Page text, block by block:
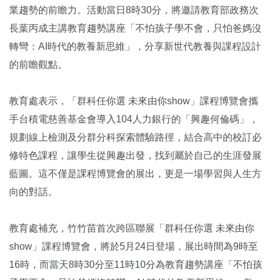
業趨勢的前瞻力。活動當日8時30分，將邀請教育部政務次
長葉丙成主講教育趨勢講座「不怕孩子學不會，只怕爸媽沒
轉彎：AI時代的教養新思維」，分享新世代教養與課程設計
的前瞻觀點。
教育處表示，「群科任你選 未來由你show」課程博覽會攜
手台積電慈善基金會導入104人力銀行的「興趣何倫碼」，
規劃線上檢測及分群分科探索體驗路徑，結合高中的校訂必
修特色課程，讓學生從興趣出發，找到屬於自己的生涯發展
藍圖。這不僅是課程博覽會的展出，更是一場學習與人生方
向的對話。
教育處補充，竹竹苗首次跨區聯展「群科任你選 未來由你
show」課程博覽會，將於5月24日登場，展出時間為9時至
16時，而當天8時30分至11時10分為教育趨勢講座「不怕孩